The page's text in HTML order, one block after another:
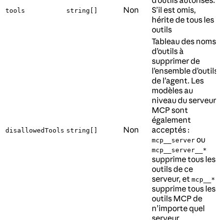
tools string[] Non
S’il est omis,
hérite de tous les
outils
disallowedTools string[] Non
Tableau des noms
d’outils à
supprimer de
l’ensemble d’outils
de l’agent. Les
modèles au
niveau du serveur
MCP sont
également
acceptés :
mcp__server ou
mcp__server__*
supprime tous les
outils de ce
serveur, et mcp__*
supprime tous les
outils MCP de
n’importe quel